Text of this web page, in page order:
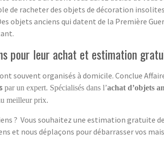
de racheter des objets de décoration
objets anciens qui datent de la Première
pour leur achat et estimation
souvent organisés à domicile. Conclue
par un expert. Spécialisés dans l’achat d’objets
meilleur prix.
? Vous souhaitez une estimation gratuite
et nous déplaçons pour débarrasser vos